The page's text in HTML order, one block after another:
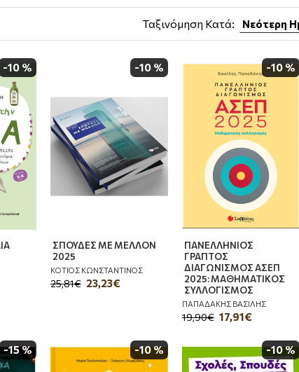
Ταξινόμηση Κατά:
-10 % -10 %
ΣΠΟΥΔΕΣ ΜΕ ΜΕΛΛΟΝ
2025
ΚΟΤΙΟΣ ΚΩΝΣΤΑΝΤΙΝΟΣ
23,23€
25,81€
-10 %
ΠΑΝΕΛΛΗΝΙΟΣ
ΓΡΑΠΤΟΣ
ΔΙΑΓΩΝΙΣΜΟΣ ΑΣΕΠ
2025: ΜΑΘΗΜΑΤΙΚΟΣ
ΣΥΛΛΟΓΙΣΜΟΣ
ΠΑΠΑΔΑΚΗΣ ΒΑΣΙΛΗΣ
17,91€
19,90€
-15 % -10 % -10 %